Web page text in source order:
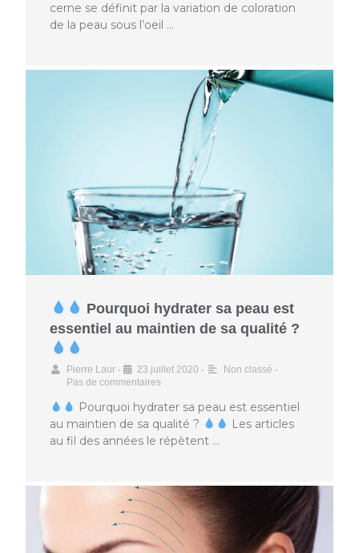
cerne se définit par la variation de coloration
de la peau sous l’oeil …
Pourquoi hydrater sa peau est
essentiel au maintien de sa qualité ?
Pierre Laur • 23 juillet 2020 • Non classé •
Pas de commentaires
Pourquoi hydrater sa peau est essentiel
au maintien de sa qualité ?
Les articles
au fil des années le répètent …